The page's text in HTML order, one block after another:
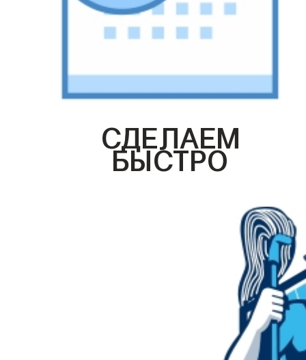
СДЕЛАЕМ
БЫСТРО